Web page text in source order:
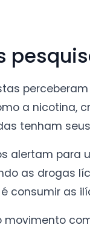
a nicotina,
tenham
alertam
as drogas
consumir as
movimento